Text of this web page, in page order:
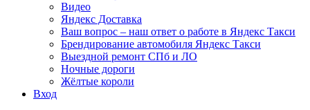
Видео
Яндекс Доставка
Ваш вопрос – наш ответ о работе в Яндекс Такси
Брендирование автомобиля Яндекс Такси
Выездной ремонт СПб и ЛО
Ночные дороги
Жёлтые короли
Вход